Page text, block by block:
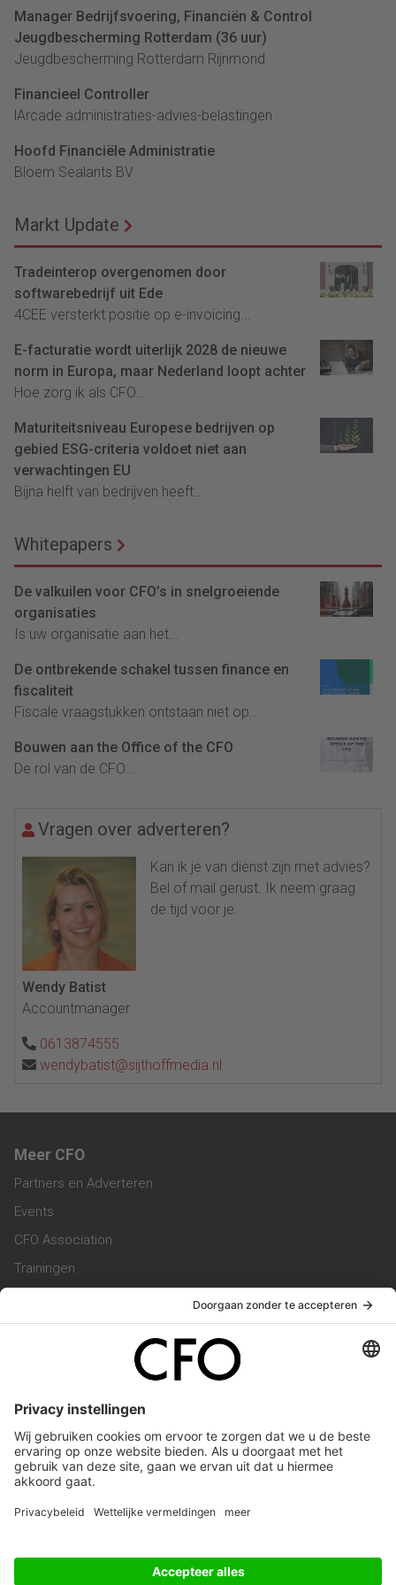
Manager Bedrijfsvoering, Financiën & Control
Jeugdbescherming Rotterdam (36 uur)
Jeugdbescherming Rotterdam Rijnmond
Financieel Controller
lArcade administraties-advies-belastingen
Hoofd Financiële Administratie
Bloem Sealants BV
Markt Update
Tradeinterop overgenomen door
softwarebedrijf uit Ede
4CEE versterkt positie op e-invoicing...
E-facturatie wordt uiterlijk 2028 de nieuwe
norm in Europa, maar Nederland loopt achter
Hoe zorg ik als CFO...
Maturiteitsniveau Europese bedrijven op
gebied ESG-criteria voldoet niet aan
verwachtingen EU
Bijna helft van bedrijven heeft...
Whitepapers
De valkuilen voor CFO’s in snelgroeiende
organisaties
Is uw organisatie aan het...
De ontbrekende schakel tussen finance en
fiscaliteit
Fiscale vraagstukken ontstaan niet op...
Bouwen aan the Office of the CFO
De rol van de CFO...
Vragen over adverteren?
Kan ik je van dienst zijn met advies?
Bel of mail gerust. Ik neem graag
de tijd voor je.
Wendy Batist
Accountmanager
0613874555
wendybatist@sijthoffmedia.nl
Meer CFO
Partners en Adverteren
Events
CFO Association
Trainingen
Vacatures
Service & Contact
Werken bij ons
Privacy Statement
Algemene Voorwaarden